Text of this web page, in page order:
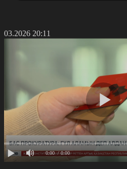
20:11
0:00 / 0:00